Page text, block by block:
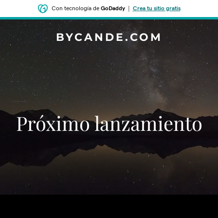
Con tecnología de GoDaddy| Crea tu sitio gratis
BYCANDE.COM
‌‌Próximo lanzamiento